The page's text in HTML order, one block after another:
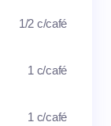
1/2 c/café
1 c/café
1 c/café